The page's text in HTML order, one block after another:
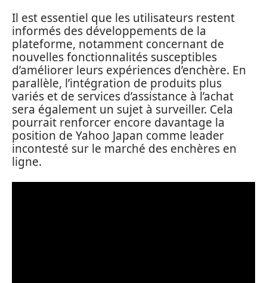
Il est essentiel que les utilisateurs restent
informés des développements de la
plateforme, notamment concernant de
nouvelles fonctionnalités susceptibles
d’améliorer leurs expériences d’enchère. En
parallèle, l’intégration de produits plus
variés et de services d’assistance à l’achat
sera également un sujet à surveiller. Cela
pourrait renforcer encore davantage la
position de Yahoo Japan comme leader
incontesté sur le marché des enchères en
ligne.